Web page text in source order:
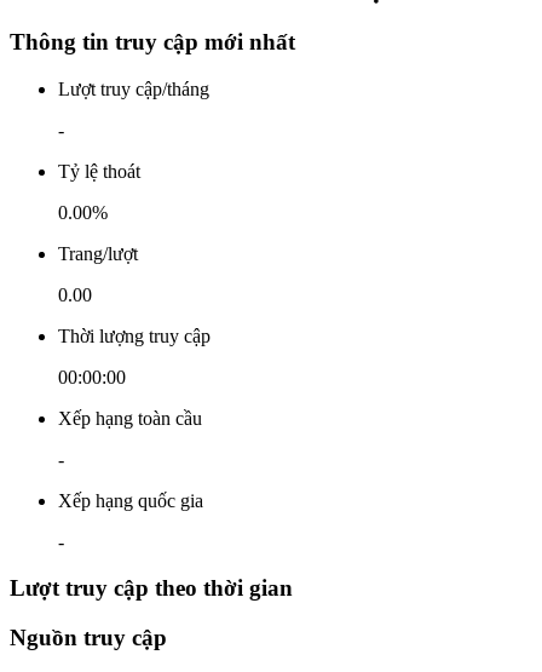
Thông tin truy cập mới nhất
Lượt truy cập/tháng
-
Tỷ lệ thoát
0.00%
Trang/lượt
0.00
Thời lượng truy cập
00:00:00
Xếp hạng toàn cầu
-
Xếp hạng quốc gia
-
Lượt truy cập theo thời gian
Nguồn truy cập